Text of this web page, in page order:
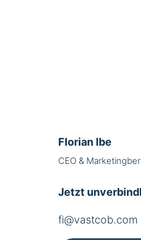
Florian Ibe
CEO &
Jetzt
fi@vastcob.com